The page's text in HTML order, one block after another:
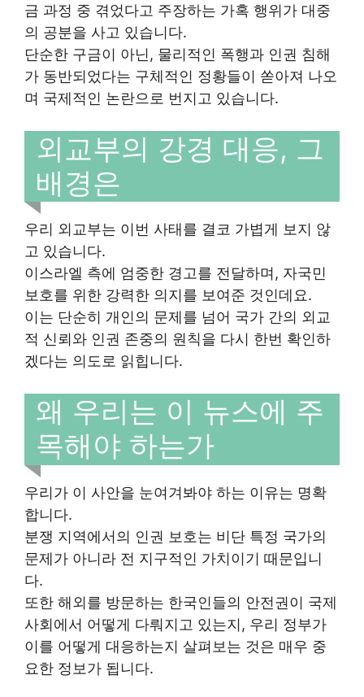
금 과정 중 겪었다고 주장하는 가혹 행위가 대중
의 공분을 사고 있습니다.
단순한 구금이 아닌, 물리적인 폭행과 인권 침해
가 동반되었다는 구체적인 정황들이 쏟아져 나오
며 국제적인 논란으로 번지고 있습니다.
외교부의 강경 대응, 그
배경은
우리 외교부는 이번 사태를 결코 가볍게 보지 않
고 있습니다.
이스라엘 측에 엄중한 경고를 전달하며, 자국민
보호를 위한 강력한 의지를 보여준 것인데요.
이는 단순히 개인의 문제를 넘어 국가 간의 외교
적 신뢰와 인권 존중의 원칙을 다시 한번 확인하
겠다는 의도로 읽힙니다.
왜 우리는 이 뉴스에 주
목해야 하는가
우리가 이 사안을 눈여겨봐야 하는 이유는 명확
합니다.
분쟁 지역에서의 인권 보호는 비단 특정 국가의
문제가 아니라 전 지구적인 가치이기 때문입니
다.
또한 해외를 방문하는 한국인들의 안전권이 국제
사회에서 어떻게 다뤄지고 있는지, 우리 정부가
이를 어떻게 대응하는지 살펴보는 것은 매우 중
요한 정보가 됩니다.